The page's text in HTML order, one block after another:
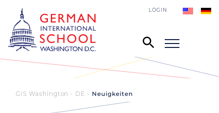
LOGIN
GIS Washington - DE Neuigkeiten